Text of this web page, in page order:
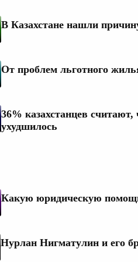
В Казахстане нашли
От проблем льготного
36% казахстанцев
ухудшилось
Какую юридическую
Нурлан Нигматулин и его